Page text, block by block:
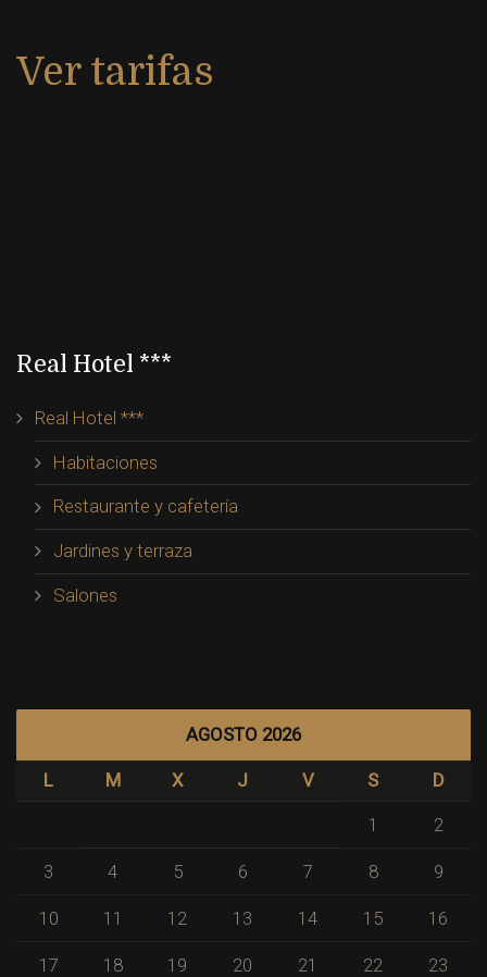
Ver tarifas
Real Hotel ***
Real Hotel ***
Habitaciones
Restaurante y cafetería
Jardines y terraza
Salones
AGOSTO 2026
L M X J V S D
1 2
3 4 5 6 7 8 9
10 11 12 13 14 15 16
17 18 19 20 21 22 23